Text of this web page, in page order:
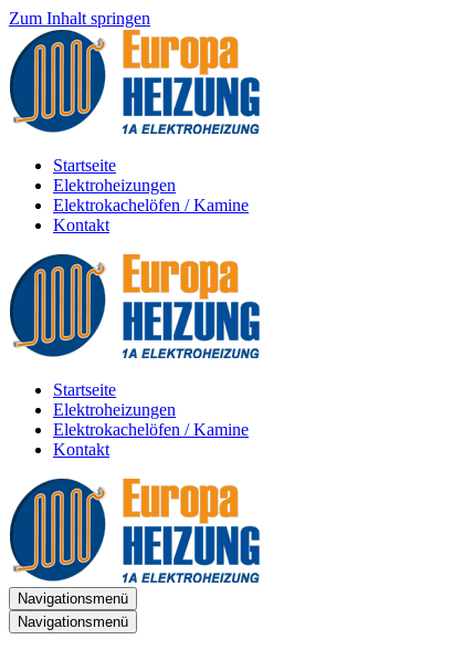
Zum Inhalt springen
Startseite
Elektroheizungen
Elektrokachelöfen / Kamine
Kontakt
Startseite
Elektroheizungen
Elektrokachelöfen / Kamine
Kontakt
Navigationsmenü
Navigationsmenü